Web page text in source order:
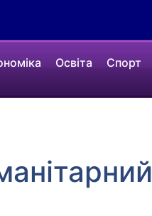
Освіта Спорт